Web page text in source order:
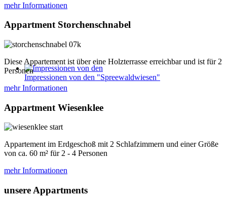
Impressionen von den "Spreewaldwiesen"
mehr Informationen
Appartment Storchenschnabel
Diese Appartement ist über eine Holzterrasse erreichbar und ist für 2
Personen
mehr Informationen
Appartment Wiesenklee
Appartement im Erdgeschoß mit 2 Schlafzimmern und einer Größe
von ca. 60 m² für 2 - 4 Personen
mehr Informationen
unsere Appartments